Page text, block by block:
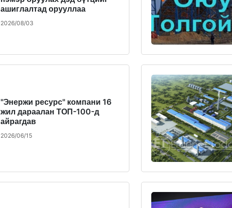
ашиглалтад орууллаа
2026/08/03
"Энержи ресурс" компани 16
жил дараалан ТОП-100-д
айрагдав
2026/06/15